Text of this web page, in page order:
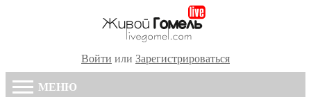
Войти или Зарегистрироваться
МЕНЮ